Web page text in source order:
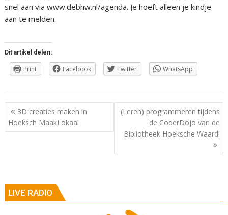
snel aan via www.debhw.nl/agenda. Je hoeft alleen je kindje
aan te melden.
Dit artikel delen:
Print Facebook Twitter WhatsApp
Berichtnavigatie
3D creaties maken in
Hoeksch MaakLokaal
(Leren) programmeren tijdens
de CoderDojo van de
Bibliotheek Hoeksche Waard!
LIVE RADIO